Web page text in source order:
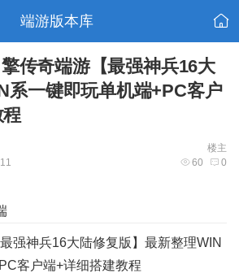
端游版本库
传奇端游【最强神兵16大
系一键即玩单机端+PC客户
楼主
60 0
强神兵16大陆修复版】最新整理WIN
客户端+详细搭建教程